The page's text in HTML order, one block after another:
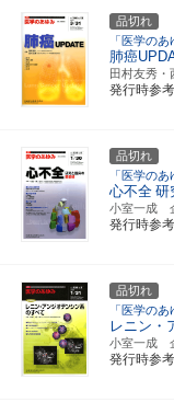
品切れ
「医学の
肺癌
田村友秀
発行時参
品切れ
「医学の
心不全 研
小室一成
発行時参
品切れ
「医学の
レニン・
小室一成
発行時参